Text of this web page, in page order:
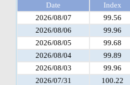
Date
Index
2026/08/07
99.56
2026/08/06
99.96
2026/08/05
99.68
2026/08/04
99.89
2026/08/03
99.96
2026/07/31
100.22